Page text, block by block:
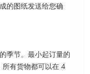
的图纸发送给您确
季节。最小起订量的
有货物都可以在 4